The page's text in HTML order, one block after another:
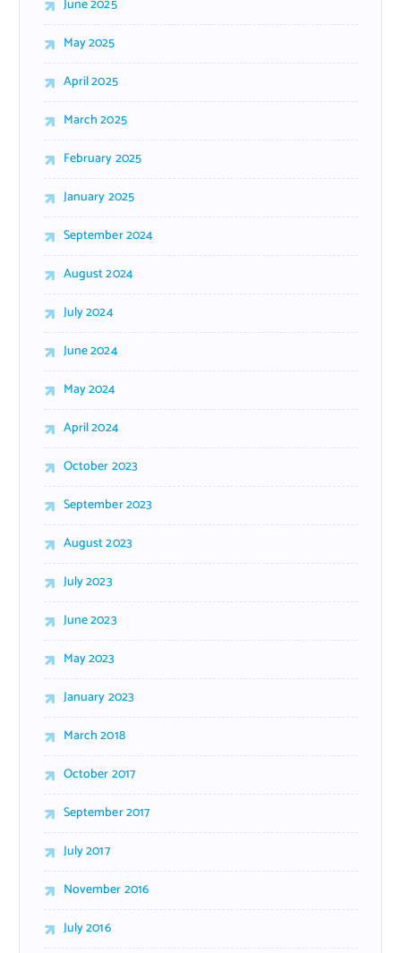
June 2025
May 2025
April 2025
March 2025
February 2025
January 2025
September 2024
August 2024
July 2024
June 2024
May 2024
April 2024
October 2023
September 2023
August 2023
July 2023
June 2023
May 2023
January 2023
March 2018
October 2017
September 2017
July 2017
November 2016
July 2016